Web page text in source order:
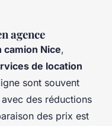
agence
Nice,
de location
sont souvent
des réductions
des prix est